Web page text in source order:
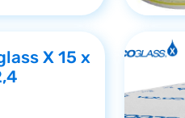
X 15 x